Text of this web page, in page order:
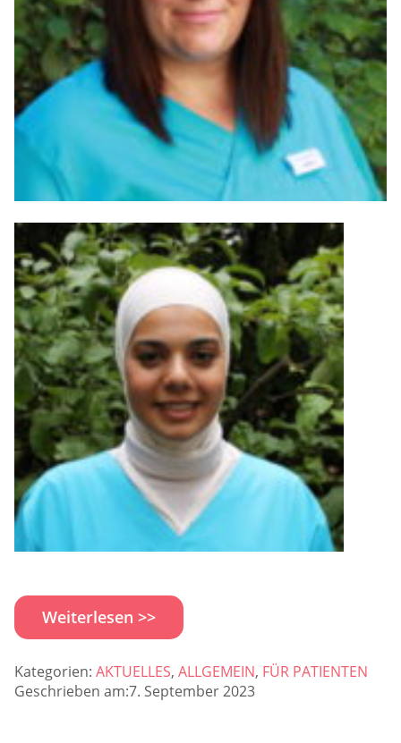
Weiterlesen >>
Kategorien: AKTUELLES, ALLGEMEIN, FÜR PATIENTEN
Geschrieben am:7. September 2023